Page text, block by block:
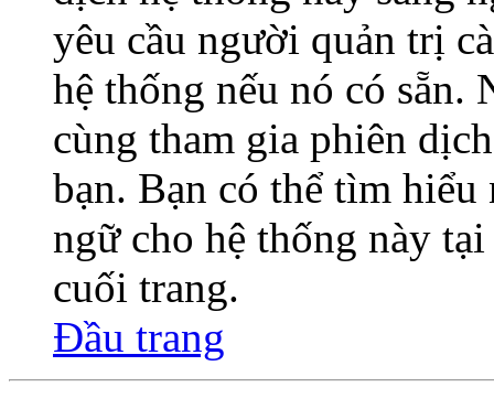
yêu cầu người quản trị
hệ thống nếu nó có sẵn.
cùng tham gia phiên
bạn. Bạn có thể tìm
ngữ cho hệ thống này
cuối trang.
Đầu trang